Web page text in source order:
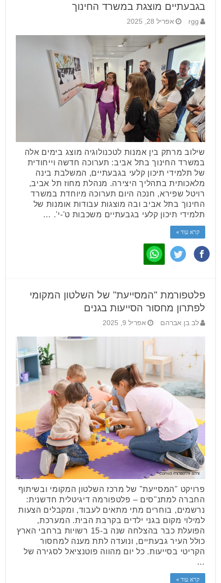
בגבעתיים מוצגת במשרד החינוך
rgg אפריל 28, 2025
שילוב מרתק בין אמנות לטכנולוגיה מוצג בימים אלה
במשרד החינוך בתל אביב: תערוכה חדשה וייחודית
של תלמידי תיכון קלעי בגבעתיים, המשלבת בינה
מלאכותית בתהליך היצירה. מנהלת מחוז תל אביב,
רויטל שפירא, חנכה היום תערוכה מיוחדת במשרד
החינוך בתל אביב ובה מוצגות עבודות אומנות של
תלמידי תיכון קלעי בגבעתיים משכבות ט'-י'. …
קרא עוד »
פלטפורמת "המסייעת" של השלטון המקומי
לפתרון מחסור הסייעות בגנים
לב בן אברהם אפריל 9, 2025
פרויקט "המסייעת" של מרכז השלטון המקומי ובשיתוף
החברה למתנ"סים – פלטפורמה דיגיטלית חדשנית:
נרשמים, בוחרים מתי מתאים לעבוד, ומקבלים הצעות
למילוי מקום בגני ילדים בקרבת הבית. המערכת,
הפועלת כבר בהצלחה שנה ב-15 רשויות ברחבי הארץ
כולל העיר גבעתיים, ונועדה לתת מענה למחסור
הקריטי בסייעות. כל יום מהווה פוטנציאל לסגירה של
…
קרא עוד »